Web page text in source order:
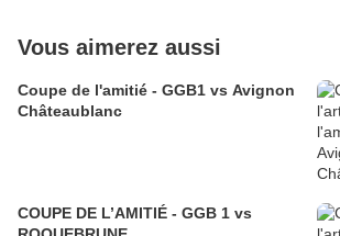
Vous aimerez aussi
Coupe de l'amitié - GGB1 vs Avignon
Châteaublanc
COUPE DE L’AMITIÉ - GGB 1 vs